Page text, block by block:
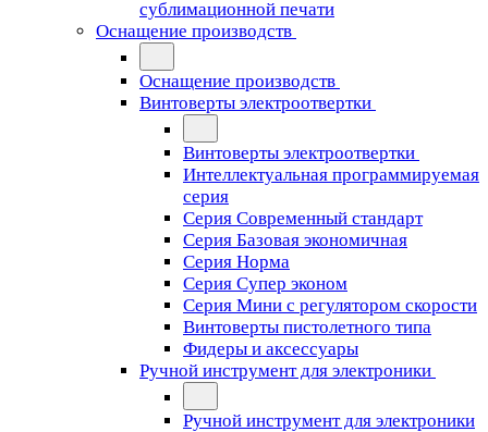
сублимационной печати
Оснащение производств
Оснащение производств
Винтоверты электроотвертки
Винтоверты электроотвертки
Интеллектуальная программируемая
серия
Серия Современный стандарт
Серия Базовая экономичная
Серия Норма
Серия Cупер эконом
Серия Мини с регулятором скорости
Винтоверты пистолетного типа
Фидеры и аксессуары
Ручной инструмент для электроники
Ручной инструмент для электроники